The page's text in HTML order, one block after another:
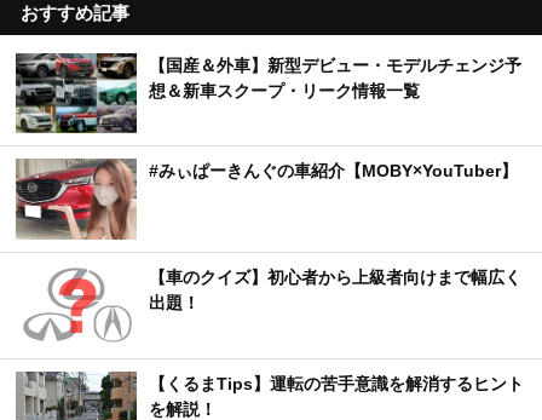
おすすめ記事
【国産＆外車】新型デビュー・モデルチェンジ予
想＆新車スクープ・リーク情報一覧
#みぃぱーきんぐの車紹介【MOBY×YouTuber】
【車のクイズ】初心者から上級者向けまで幅広く
出題！
【くるまTips】運転の苦手意識を解消するヒント
を解説！